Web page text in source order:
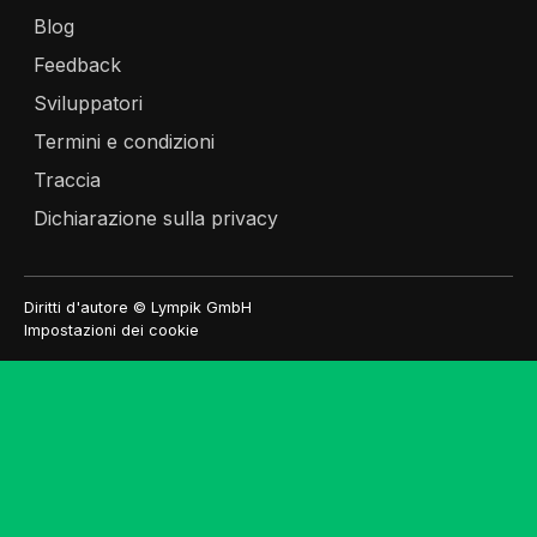
Blog
Feedback
Sviluppatori
Termini e condizioni
Traccia
Dichiarazione sulla privacy
Diritti d'autore © Lympik GmbH
Impostazioni dei cookie